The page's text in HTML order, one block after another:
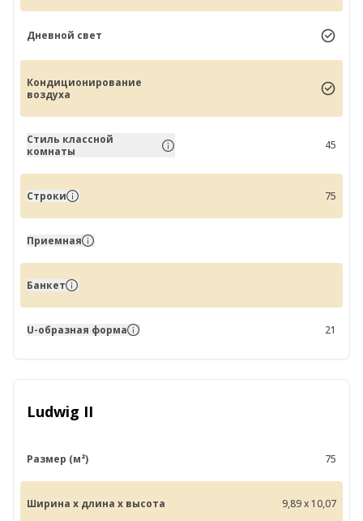
Дневной свет
Кондиционирование
воздуха
Стиль классной
комнаты
45
Строки 75
Приемная
Банкет
U-образная форма 21
Ludwig II
Размер (м²) 75
Ширина x длина x высота 9,89 x 10,07